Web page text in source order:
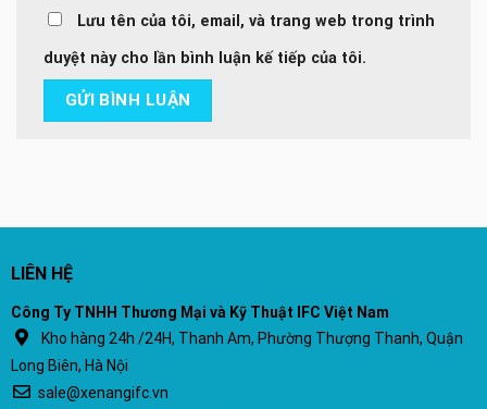
Lưu tên của tôi, email, và trang web trong trình
duyệt này cho lần bình luận kế tiếp của tôi.
LIÊN HỆ
Công Ty TNHH Thương Mại và Kỹ Thuật IFC Việt Nam
Kho hàng 24h /24H, Thanh Am, Phường Thượng Thanh, Quận
Long Biên, Hà Nội
sale@xenangifc.vn